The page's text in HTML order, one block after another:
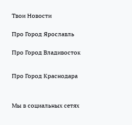
Твои Новости
Про Город Ярославль
Про Город Владивосток
Про Город Краснодара
Мы в социальных сетях